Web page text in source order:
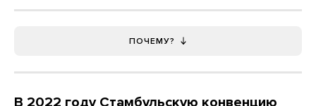
ПОЧЕМУ?
В 2022 году Стамбульскую конвенцию